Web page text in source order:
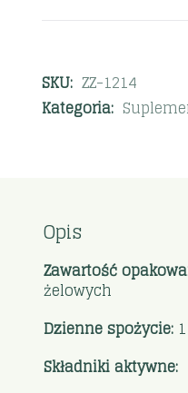
SKU: ZZ-1214
Kategoria:
Opis
Zawartość
żelowych
Dzienne spożycie:
Składniki aktywne: